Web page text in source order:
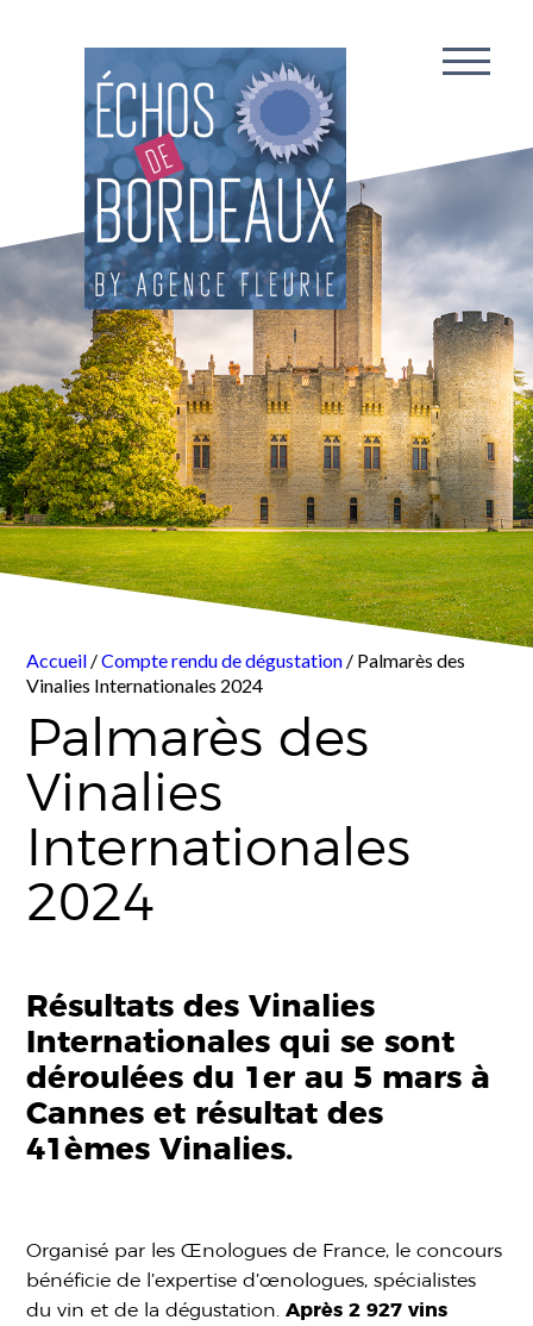
Accueil /Compte rendu de dégustation / Palmarès des
Vinalies Internationales 2024
Palmarès des
Vinalies
Internationales
2024
Résultats des Vinalies
Internationales qui se sont
déroulées du 1er au 5 mars à
Cannes et résultat des
41èmes Vinalies.
Organisé par les Œnologues de France, le concours
bénéficie de l’expertise d’œnologues, spécialistes
du vin et de la dégustation.Après 2 927 vins